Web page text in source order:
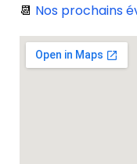
📆 Nos prochains